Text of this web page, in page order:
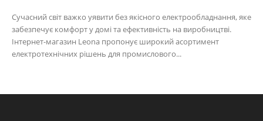
Сучасний світ важко уявити без якісного електрообладнання, яке
забезпечує комфорт у домі та ефективність на виробництві.
Інтернет-магазин Leona пропонує широкий асортимент
електротехнічних рішень для промислового...